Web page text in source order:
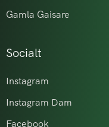
Gamla Gaisare
Socialt
Instagram
Instagram Dam
Facebook